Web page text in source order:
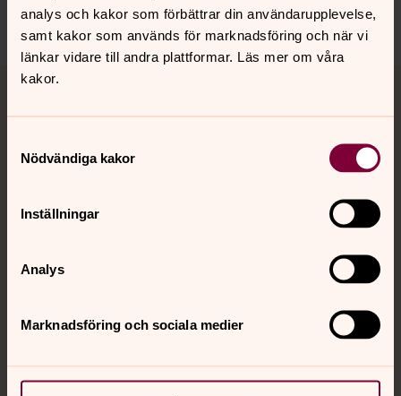
analys och kakor som förbättrar din användarupplevelse,
samt kakor som används för marknadsföring och när vi
länkar vidare till andra plattformar. Läs mer om våra
kakor.
Nödvändiga kakor
Inställningar
Analys
Marknadsföring och sociala medier
Dela
Tillbaka till toppen
Tillbaka till innehållet
Kontakt
Sociala kanaler